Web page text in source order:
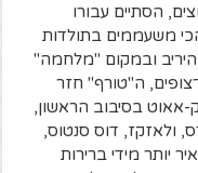
הסתיים עבורו
משעממים בתולדות
ובמקום "מלחמה"
אחרי 2 הפסדים רצופים, ה"טורף" חזר
בנוק-אאוט בסיבוב הראשון,
(בליידס, ולאזקז, דוס סנטוס,
יותר מידי ברירות